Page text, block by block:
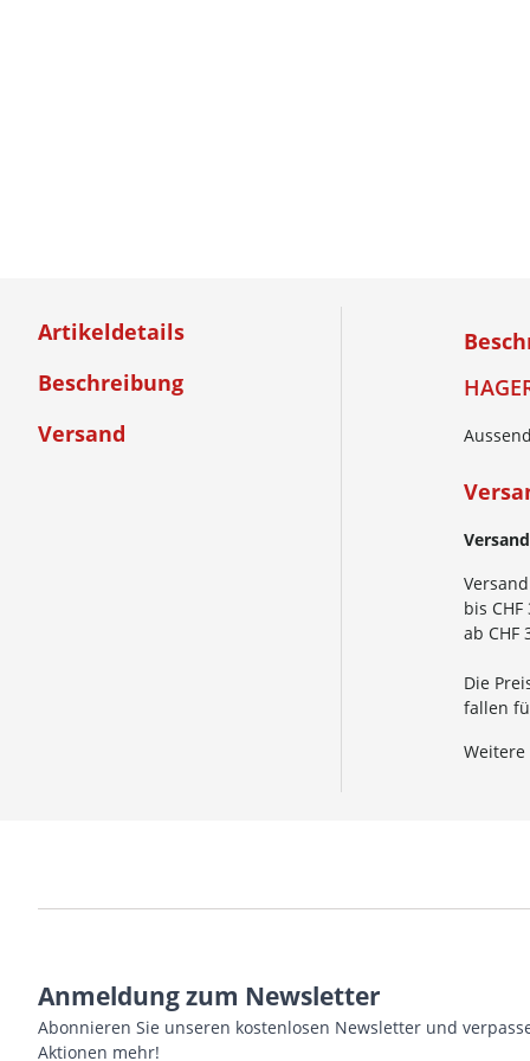
Artikeldetails
Beschreibung
Versand
bis
ab CHF
Die
fallen
Anmeldung zum Newsletter
Abonnieren Sie unseren kostenlosen Newsletter und
Aktionen mehr!